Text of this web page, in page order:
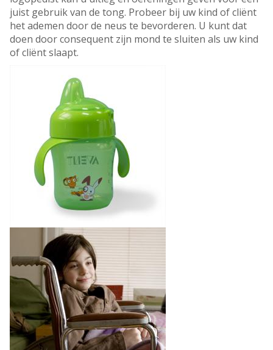
juist gebruik van de tong. Probeer bij uw kind of cliënt
het ademen door de neus te bevorderen. U kunt dat
doen door consequent zijn mond te sluiten als uw kind
of cliënt slaapt.